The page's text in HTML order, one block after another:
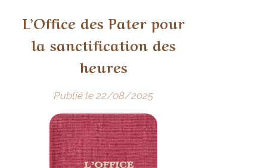
L’Office des Pater pour
la sanctification des
heures
Publié le 22/08/2025